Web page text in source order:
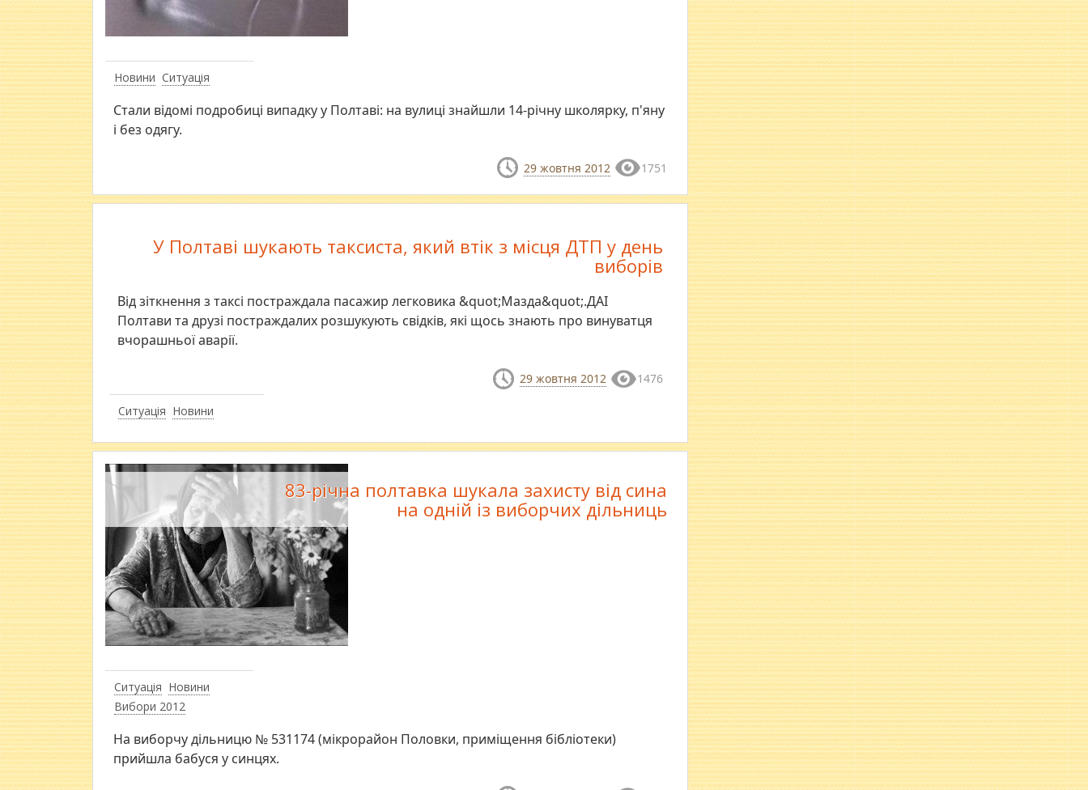
Новини Ситуація
Стали відомі подробиці випадку у Полтаві: на вулиці знайшли 14-річну школярку, п'яну
і без одягу.
29 жовтня 2012 1751
Ситуація Новини
У Полтаві шукають таксиста, який втік з місця ДТП у день
виборів
Від зіткнення з таксі постраждала пасажир легковика &quot;Мазда&quot;.ДАІ
Полтави та друзі постраждалих розшукують свідків, які щось знають про винуватця
вчорашньої аварії.
29 жовтня 2012 1476
Ситуація Новини
Вибори 2012
83-річна полтавка шукала захисту від сина
на одній із виборчих дільниць
На виборчу дільницю № 531174 (мікрорайон Половки, приміщення бібліотеки)
прийшла бабуся у синцях.